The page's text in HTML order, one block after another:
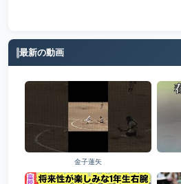
最新の動画
金子蓮矢